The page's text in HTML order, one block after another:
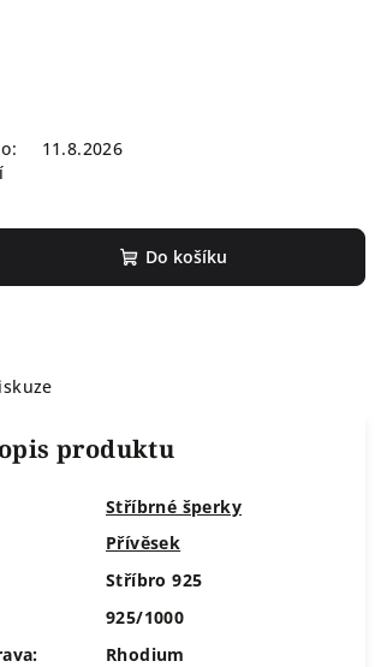
11.8.2026
Do košíku
produktu
Stříbrné šperky
Přívěsek
Stříbro 925
925/1000
Rhodium